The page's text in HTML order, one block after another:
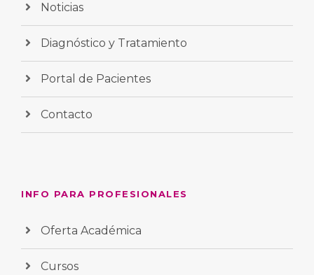
Noticias
Diagnóstico y Tratamiento
Portal de Pacientes
Contacto
INFO PARA PROFESIONALES
Oferta Académica
Cursos